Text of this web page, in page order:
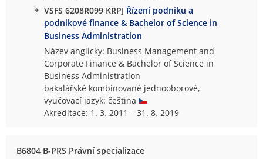
↳ VSFS 6208R099 KRPJ Řízení podniku a
podnikové finance & Bachelor of Science in
Business Administration
Název anglicky: Business Management and
Corporate Finance & Bachelor of Science in
Business Administration
bakalářské kombinované jednooborové,
vyučovací jazyk: čeština
Akreditace: 1. 3. 2011 – 31. 8. 2019
B6804 B-PRS Právní specializace